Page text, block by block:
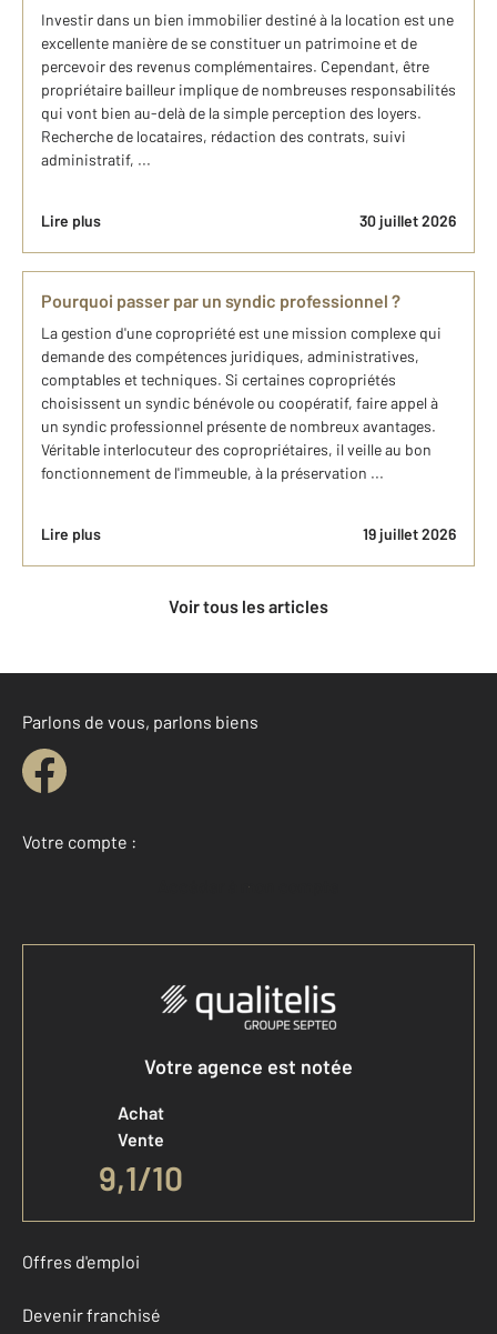
Investir dans un bien immobilier destiné à la location est une
excellente manière de se constituer un patrimoine et de
percevoir des revenus complémentaires. Cependant, être
propriétaire bailleur implique de nombreuses responsabilités
qui vont bien au-delà de la simple perception des loyers.
Recherche de locataires, rédaction des contrats, suivi
administratif, ...
Lire plus 30 juillet 2026
Pourquoi passer par un syndic professionnel ?
La gestion d'une copropriété est une mission complexe qui
demande des compétences juridiques, administratives,
comptables et techniques. Si certaines copropriétés
choisissent un syndic bénévole ou coopératif, faire appel à
un syndic professionnel présente de nombreux avantages.
Véritable interlocuteur des copropriétaires, il veille au bon
fonctionnement de l'immeuble, à la préservation ...
Lire plus 19 juillet 2026
Voir tous les articles
Parlons de vous, parlons biens
Votre compte :
Accéder à mon compte
Votre agence est notée
Achat
Vente
9,1/10
Offres d'emploi
Devenir franchisé